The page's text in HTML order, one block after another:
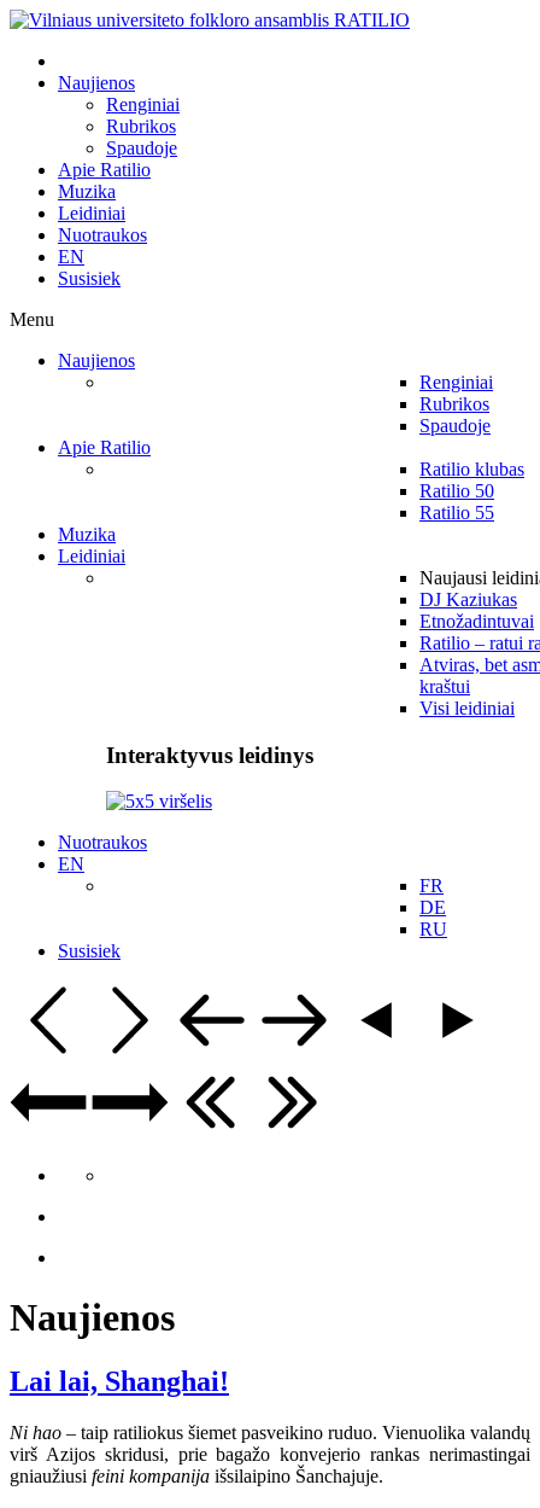
Naujienos
Renginiai
Rubrikos
Spaudoje
Apie Ratilio
Muzika
Leidiniai
Nuotraukos
EN
Susisiek
Menu
Naujienos
Renginiai
Rubrikos
Spaudoje
Apie Ratilio
Ratilio klubas
Ratilio 50
Ratilio 55
Muzika
Leidiniai
Naujausi
DJ Kaziukas
Etnožadintuvai
Ratilio – ratui
Atviras, bet
kraštui
Visi leidiniai
Interaktyvus leidinys
Nuotraukos
EN
FR
DE
RU
Susisiek
Naujienos
Lai lai, Shanghai!
Ni hao – taip ratiliokus šiemet pasveikino ruduo. Vienuolika valandų
virš Azijos skridusi, prie bagažo konvejerio rankas nerimastingai
gniaužiusi feini kompanija išsilaipino Šanchajuje.